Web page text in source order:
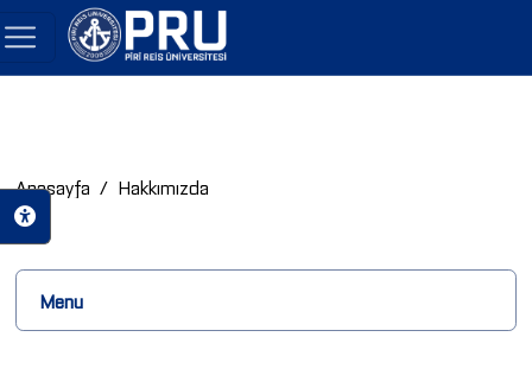
Anasayfa Hakkımızda
Menu